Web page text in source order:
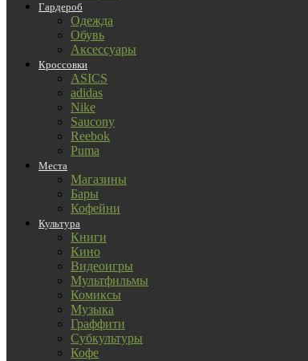
Гардероб
Одежда
Обувь
Аксессуары
Кроссовки
ASICS
adidas
Nike
Saucony
Reebok
Puma
Места
Магазины
Бары
Кофейни
Культура
Книги
Кино
Видеоигры
Мультфильмы
Комиксы
Музыка
Граффити
Субкультуры
Кофе